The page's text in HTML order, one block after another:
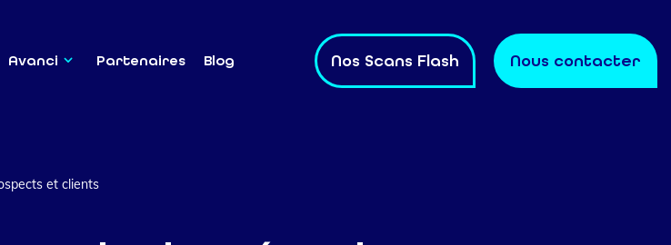
Avanci Partenaires Blog Nos Scans Flash Nous contacter
et clients